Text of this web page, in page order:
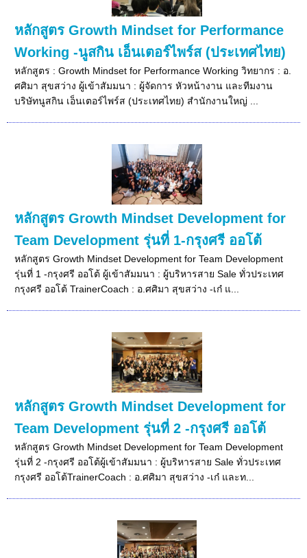
หลักสูตร Growth Mindset for Performance
Working -นูสกิน เอ็นเตอร์ไพร์ส (ประเทศไทย)
หลักสูตร : Growth Mindset for Performance Working วิทยากร : อ.
ศศิมา สุขสว่าง ผู้เข้าสัมมนา : ผู้จัดการ หัวหน้างาน และทีมงาน
บริษัทนูสกิน เอ็นเตอร์ไพร์ส (ประเทศไทย) สำนักงานใหญ่ ...
หลักสูตร Growth Mindset Development for
Team Development รุ่นที่ 1-กรุงศรี ออโต้
หลักสูตร Growth Mindset Development for Team Development
รุ่นที่ 1 -กรุงศรี ออโต้ ผู้เข้าสัมมนา : ผู้บริหารสาย Sale ทั่วประเทศ
กรุงศรี ออโต้ TrainerCoach : อ.ศศิมา สุขสว่าง -เก๋ แ...
หลักสูตร Growth Mindset Development for
Team Development รุ่นที่ 2 -กรุงศรี ออโต้
หลักสูตร Growth Mindset Development for Team Development
รุ่นที่ 2 -กรุงศรี ออโต้ผู้เข้าสัมมนา : ผู้บริหารสาย Sale ทั่วประเทศ
กรุงศรี ออโต้TrainerCoach : อ.ศศิมา สุขสว่าง -เก๋ และท...